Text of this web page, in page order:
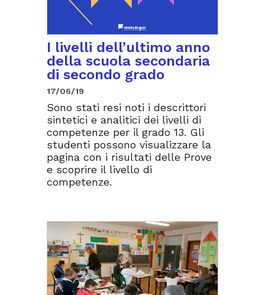
I livelli dell’ultimo anno
della scuola secondaria
di secondo grado
17/06/19
Sono stati resi noti i descrittori
sintetici e analitici dei livelli di
competenze per il grado 13. Gli
studenti possono visualizzare la
pagina con i risultati delle Prove
e scoprire il livello di
competenze.